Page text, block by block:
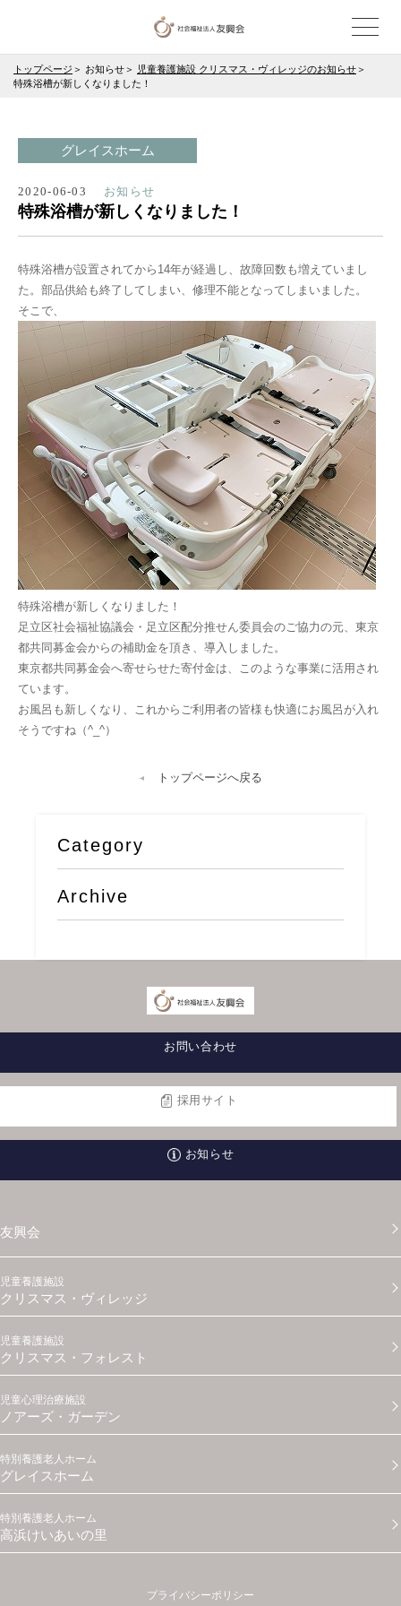
トップページ お知らせ
児童養護施設 クリスマス・ヴィレッジのお知らせ
特殊浴槽が新しくなりました！
グレイスホーム
2020-06-03 お知らせ
特殊浴槽が新しくなりました！
特殊浴槽が設置されてから14年が経過し、故障回数も増えていまし
た。部品供給も終了してしまい、修理不能となってしまいました。
そこで、
特殊浴槽が新しくなりました！
足立区社会福祉協議会・足立区配分推せん委員会のご協力の元、東京
都共同募金会からの補助金を頂き、導入しました。
東京都共同募金会へ寄せらせた寄付金は、このような事業に活用され
ています。
お風呂も新しくなり、これからご利用者の皆様も快適にお風呂が入れ
そうですね（^_^）
トップページへ戻る
Category
Archive
お問い合わせ
採用サイト
お知らせ
友興会
児童養護施設
クリスマス・ヴィレッジ
児童養護施設
クリスマス・フォレスト
児童心理治療施設
ノアーズ・ガーデン
特別養護老人ホーム
グレイスホーム
特別養護老人ホーム
高浜けいあいの里
プライバシーポリシー